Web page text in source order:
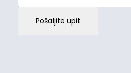
Pošaljite upit